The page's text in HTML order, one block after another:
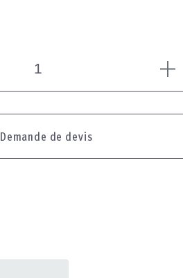
Demande de devis